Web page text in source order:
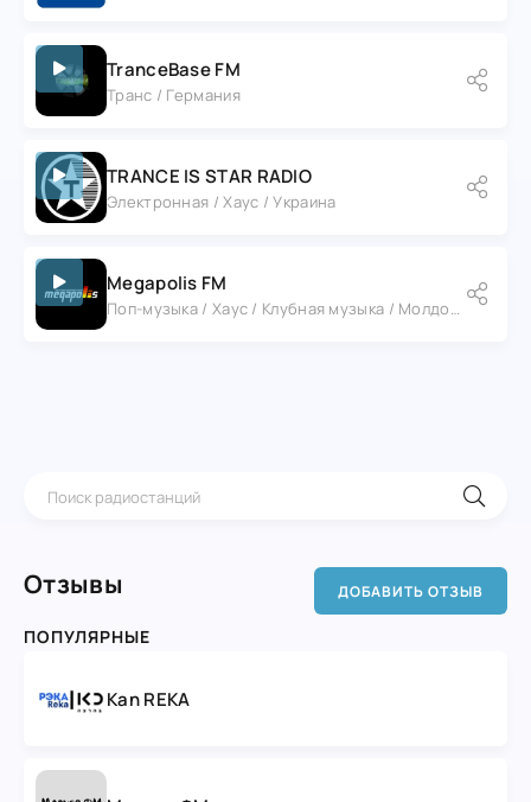
TranceBase FM
Транс / Германия
TRANCE IS STAR RADIO
Электронная / Хаус / Украина
Megapolis FM
Отзывы ДОБАВИТЬ ОТЗЫВ
ПОПУЛЯРНЫЕ
Kan REKA